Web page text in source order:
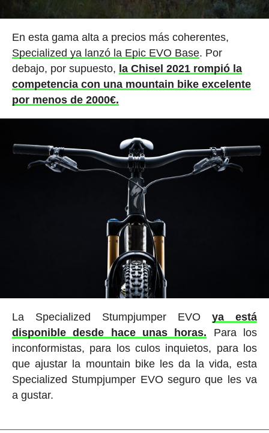
En esta gama alta a precios más coherentes,
Specialized ya lanzó la Epic EVO Base. Por
debajo, por supuesto, la Chisel 2021 rompió la
competencia con una mountain bike excelente
por menos de 2000€.
La Specialized Stumpjumper EVOya está
disponible desde hace unas horas. Para los
inconformistas, para los culos inquietos, para los
que ajustar la mountain bike les da la vida, esta
Specialized Stumpjumper EVO seguro que les va
a gustar.